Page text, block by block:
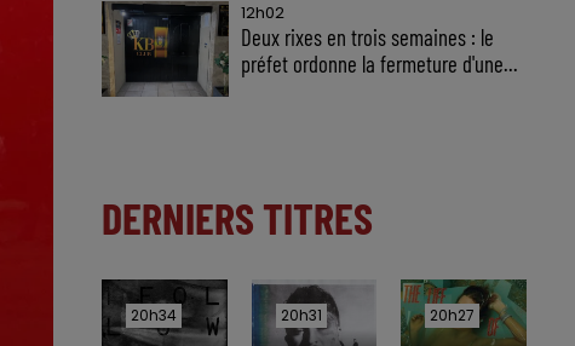
12h02
Deux rixes en trois semaines : le
préfet ordonne la fermeture d'une...
DERNIERS TITRES
20h34
20h34 20h31
20h31 20h27
20h27